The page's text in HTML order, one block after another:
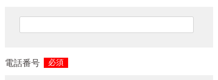
電話番号 必須